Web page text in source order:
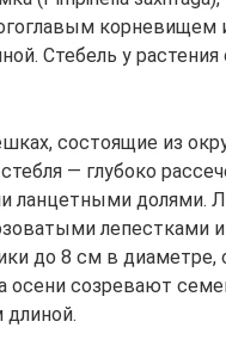
корневищем
Стебель у растения
состоящие из
— глубоко
ланцетными долями.
лепестками
до 8 см в диаметре,
осени созревают